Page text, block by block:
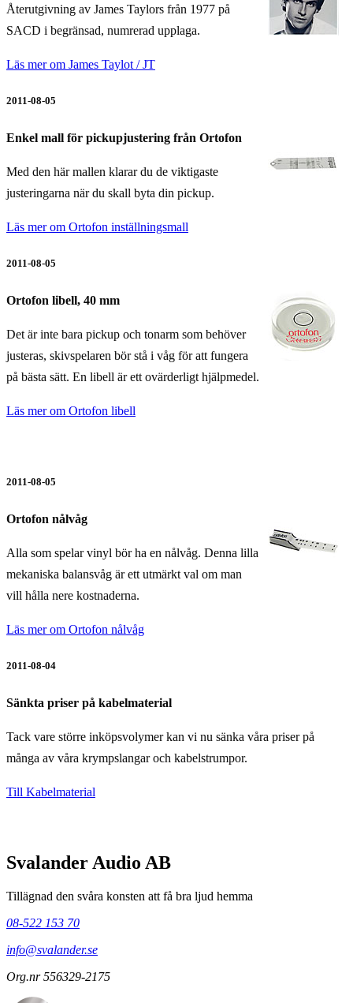
Återutgivning av James Taylors från 1977 på
SACD i begränsad, numrerad upplaga.
Läs mer om James Taylot / JT
2011-08-05
Enkel mall för pickupjustering från Ortofon
Med den här mallen klarar du de viktigaste
justeringarna när du skall byta din pickup.
Läs mer om Ortofon inställningsmall
2011-08-05
Ortofon libell, 40 mm
Det är inte bara pickup och tonarm som behöver
justeras, skivspelaren bör stå i våg för att fungera
på bästa sätt. En libell är ett ovärderligt hjälpmedel.
Läs mer om Ortofon libell
2011-08-05
Ortofon nålvåg
Alla som spelar vinyl bör ha en nålvåg. Denna lilla
mekaniska balansvåg är ett utmärkt val om man
vill hålla nere kostnaderna.
Läs mer om Ortofon nålvåg
2011-08-04
Sänkta priser på kabelmaterial
Tack vare större inköpsvolymer kan vi nu sänka våra priser på
många av våra krympslangar och kabelstrumpor.
Till Kabelmaterial
Svalander Audio AB
Tillägnad den svåra konsten att få bra ljud hemma
08-522 153 70
info@svalander.se
Org.nr 556329-2175